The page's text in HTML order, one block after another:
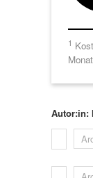
1
Autor:in: